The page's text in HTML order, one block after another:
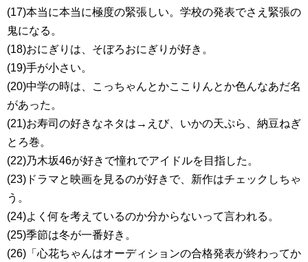
(17)本当に本当に極度の緊張しい。学校の発表でさえ緊張の
鬼になる。
(18)おにぎりは、そぼろおにぎりが好き。
(19)手が小さい。
(20)中学の時は、こっちゃんとかここりんとか色んなあだ名
があった。
(21)お寿司の好きなネタは→えび、いかの天ぷら、納豆ねぎ
とろ巻。
(22)乃木坂46が好きで憧れでアイドルを目指した。
(23)ドラマと映画を見るのが好きで、新作はチェックしちゃ
う。
(24)よく何を考えているのか分からないって言われる。
(25)季節は冬が一番好き。
(26)「心花ちゃんはオーディションの合格発表が終わってか